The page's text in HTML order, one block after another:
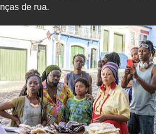
de rua.